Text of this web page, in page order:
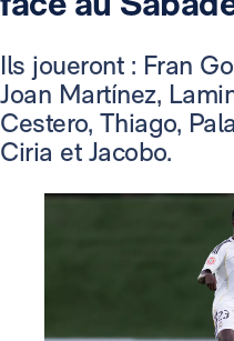
Ils joueront : Fran
Joan Martínez,
Cestero, Thiago,
Ciria et Jacobo.